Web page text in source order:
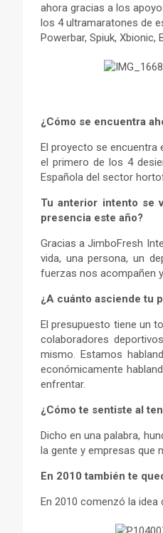
ahora gracias a los
los 4 ultramaratones de
Powerbar, Spiuk, Xbionic,
¿Cómo se encuentra
El proyecto se encuentra
el primero de los 4
Española del sector
Tu anterior intento se
presencia este año?
Gracias a JimboFresh
vida, una persona, un
fuerzas nos acompañen
¿A cuánto asciende tu
El presupuesto tiene un
colaboradores
mismo. Estamos
económicamente
enfrentar.
¿Cómo te sentiste al
Dicho en una palabra,
la gente y empresas que
En 2010 también te
En 2010 comenzó la